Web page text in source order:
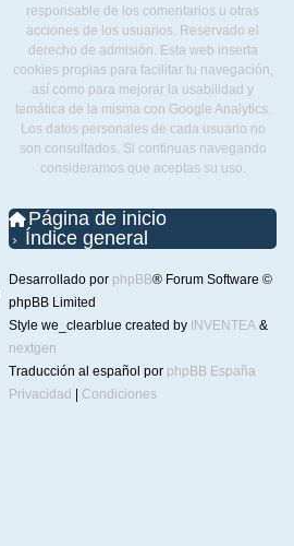
responsable de los comentarios u otras
acciones de los usuarios. Reservado el
derecho de admisión. Esta web inserta
cookies propias para facilitar tu navegación,
así como para mejorar la usabilidad y
temática de la misma con Google Analytics.
Los datos personales de cada usuario no
son consultados. Si continuas navegando
consideramos que aceptas su uso.
Página de inicio
Índice general
Desarrollado por phpBB® Forum Software ©
phpBB Limited
Style we_clearblue created by INVENTEA &
nextgen
Traducción al español por phpBB España
Privacidad | Condiciones